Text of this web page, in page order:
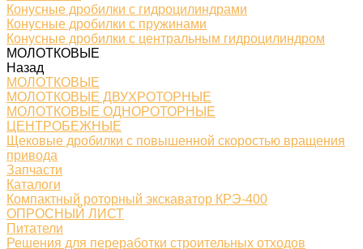
Конусные дробилки с гидроцилиндрами
Конусные дробилки с пружинами
Конусные дробилки с центральным гидроцилиндром
МОЛОТКОВЫЕ
Назад
МОЛОТКОВЫЕ
МОЛОТКОВЫЕ ДВУХРОТОРНЫЕ
МОЛОТКОВЫЕ ОДНОРОТОРНЫЕ
ЦЕНТРОБЕЖНЫЕ
Щековые дробилки с повышенной скоростью вращения
привода
Запчасти
Каталоги
Компактный роторный экскаватор КРЭ-400
ОПРОСНЫЙ ЛИСТ
Питатели
Решения для переработки строительных отходов